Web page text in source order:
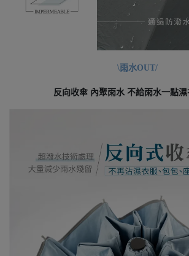
\雨水OUT/
反向收傘 內聚雨水 不給雨水一點濕